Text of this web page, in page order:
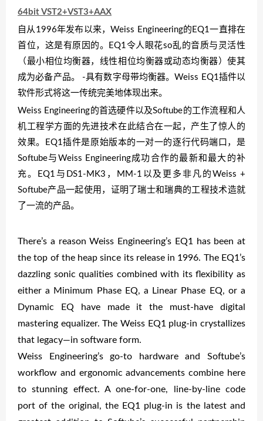
64bit VST2+VST3+AAX
自从1996年发布以来，Weiss Engineering的EQ1一直排在
首位，这是有原因的。EQ1令人眼花so乱的音质与灵活性
（最小相位均衡器，线性相位均衡器或动态均衡器）使其
成为必备产品。 -具有数字母带均衡器。Weiss EQ1插件以
软件形式将这一传统完美地体现出来。
Weiss Engineering的首选硬件以及Softube的工作流程和人
机工程学方面的先进技术在此结合在一起，产生了惊人的
效果。EQ1插件是原始版本的一对一的逐行代码端口，是
Softube与Weiss Engineering成功合作的最新和最大的补
充。EQ1与DS1-MK3，MM-1以及更多非凡的Weiss +
Softube产品一起使用，证明了瑞士和瑞典的工程技术造就
了一流的产品。
There’s a reason Weiss Engineering’s EQ1 has been at
the top of the heap since its release in 1996. The EQ1’s
dazzling sonic qualities combined with its flexibility as
either a Minimum Phase EQ, a Linear Phase EQ, or a
Dynamic EQ have made it the must-have digital
mastering equalizer. The Weiss EQ1 plug-in crystallizes
that legacy—in software form.
Weiss Engineering’s go-to hardware and Softube’s
workflow and ergonomic advancements combine here
to stunning effect. A one-for-one, line-by-line code
port of the original, the EQ1 plug-in is the latest and